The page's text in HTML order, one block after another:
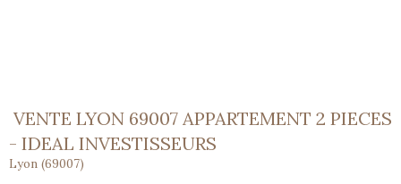
VENTE LYON 69007 APPARTEMENT 2 PIECES
- IDEAL INVESTISSEURS
Lyon (69007)